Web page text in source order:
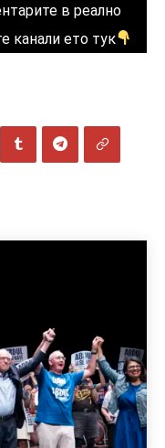
в реално
канали ето тук